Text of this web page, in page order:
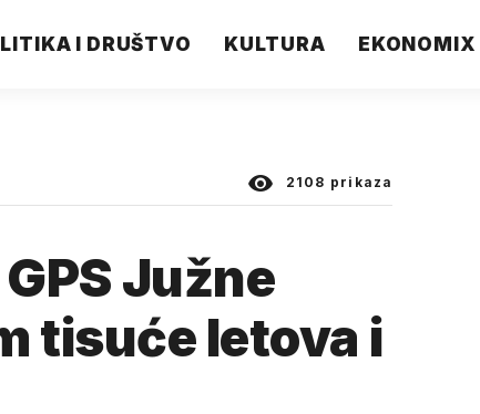
I DRUŠTVO KULTURA EKONOMIX
2108 prikaza
Južne
tisuće letova i